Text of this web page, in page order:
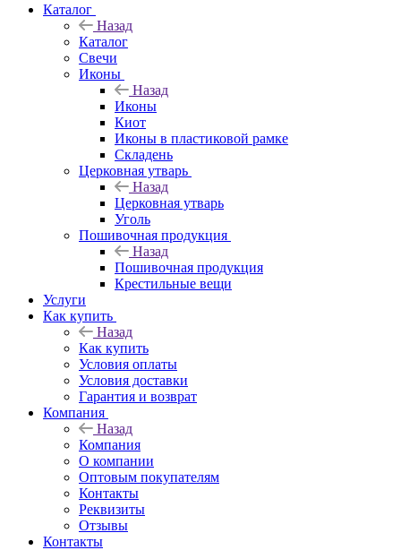
Каталог
Назад
Каталог
Свечи
Иконы
Назад
Иконы
Киот
Иконы в пластиковой рамке
Складень
Церковная утварь
Назад
Церковная утварь
Уголь
Пошивочная продукция
Назад
Пошивочная продукция
Крестильные вещи
Услуги
Как купить
Назад
Как купить
Условия оплаты
Условия доставки
Гарантия и возврат
Компания
Назад
Компания
О компании
Оптовым покупателям
Контакты
Реквизиты
Отзывы
Контакты